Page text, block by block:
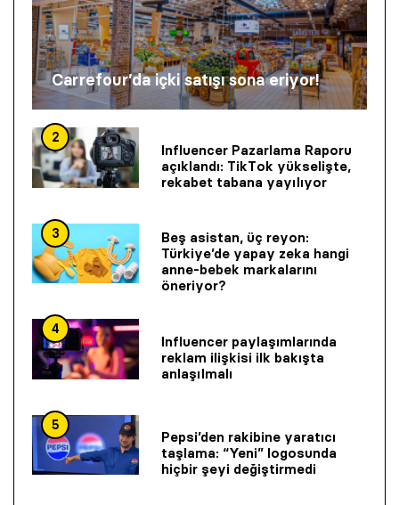
Carrefour’da içki satışı sona eriyor!
2
Influencer Pazarlama Raporu
açıklandı: TikTok yükselişte,
rekabet tabana yayılıyor
3
Beş asistan, üç reyon:
Türkiye’de yapay zeka hangi
anne-bebek markalarını
öneriyor?
4
Influencer paylaşımlarında
reklam ilişkisi ilk bakışta
anlaşılmalı
5
Pepsi’den rakibine yaratıcı
taşlama: “Yeni” logosunda
hiçbir şeyi değiştirmedi